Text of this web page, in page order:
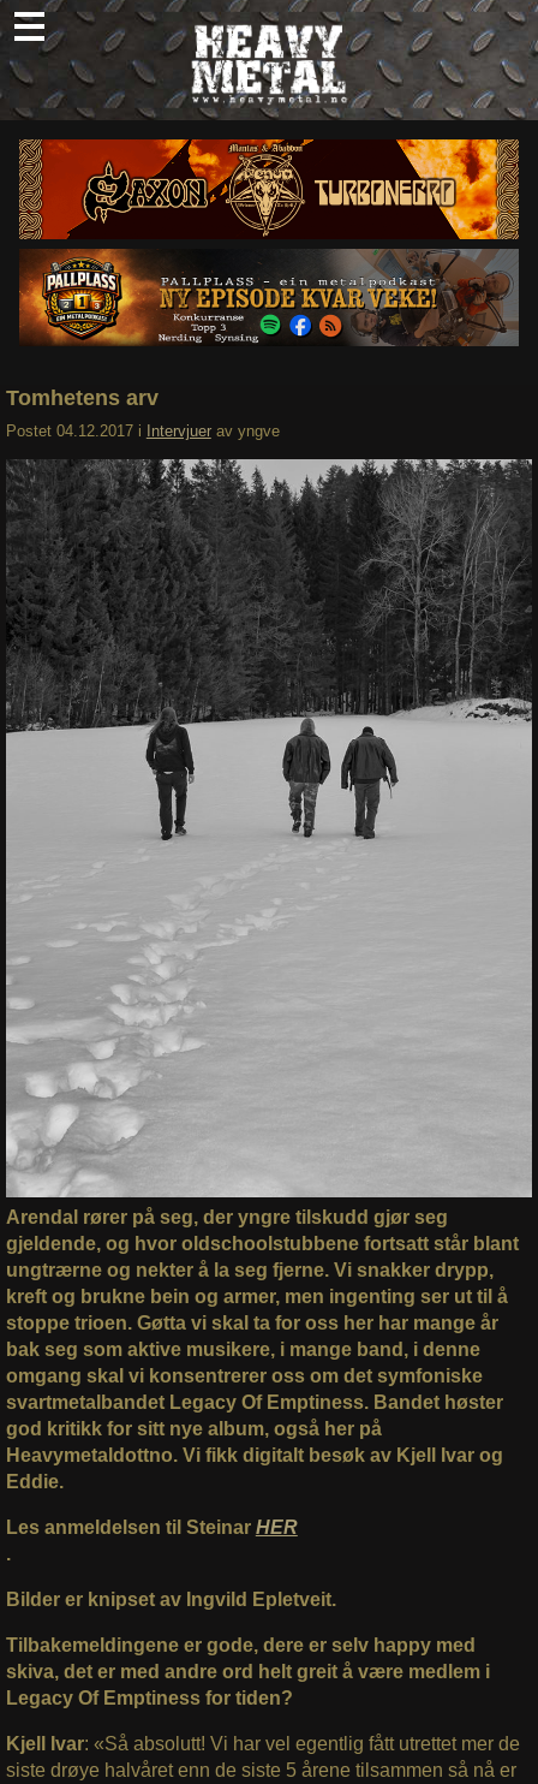
Skip
to
content
Nyheter
Omtaler
Intervjuer
Om oss
Abonner
Søk
Tomhetens arv
Postet 04.12.2017 i Intervjuer av yngve
Arendal rører på seg, der yngre tilskudd gjør seg
gjeldende, og hvor oldschoolstubbene fortsatt står blant
ungtrærne og nekter å la seg fjerne. Vi snakker drypp,
kreft og brukne bein og armer, men ingenting ser ut til å
stoppe trioen. Gøtta vi skal ta for oss her har mange år
bak seg som aktive musikere, i mange band, i denne
omgang skal vi konsentrerer oss om det symfoniske
svartmetalbandet Legacy Of Emptiness. Bandet høster
god kritikk for sitt nye album, også her på
Heavymetaldottno. Vi fikk digitalt besøk av Kjell Ivar og
Eddie.
Les anmeldelsen til Steinar HER
.
Bilder er knipset av Ingvild Epletveit.
Tilbakemeldingene er gode, dere er selv happy med
skiva, det er med andre ord helt greit å være medlem i
Legacy Of Emptiness for tiden?
Kjell Ivar: «Så absolutt! Vi har vel egentlig fått utrettet mer de
siste drøye halvåret enn de siste 5 årene tilsammen så nå er